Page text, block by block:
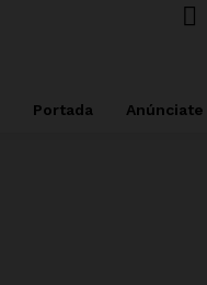
Portada Anúnciate